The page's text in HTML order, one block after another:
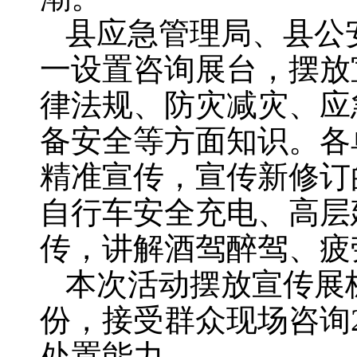
县应急管理局、县
一设置咨询展台，摆
律法规、防灾减灾、
备安全等方面知识。
精准宣传，宣传新修
自行车安全充电、高
传，讲解酒驾醉驾、
本次活动摆放宣传展
份，接受群众现场咨